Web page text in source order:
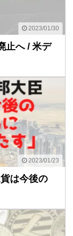
2023/01/30
止へ / 米デ
2023/01/23
は今後の